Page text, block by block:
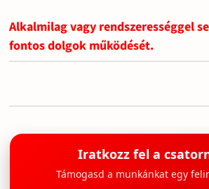
Alkalmilag vagy rendszerességgel
fontos dolgok működését.
Iratkozz fel a
Támogasd a munkánkat egy